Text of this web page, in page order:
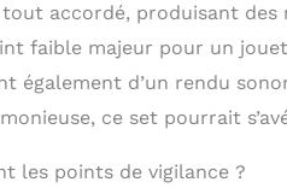
accordé, produisant
faible majeur pour un
également d’un rendu
ce set pourrait
les points de vigilance ?